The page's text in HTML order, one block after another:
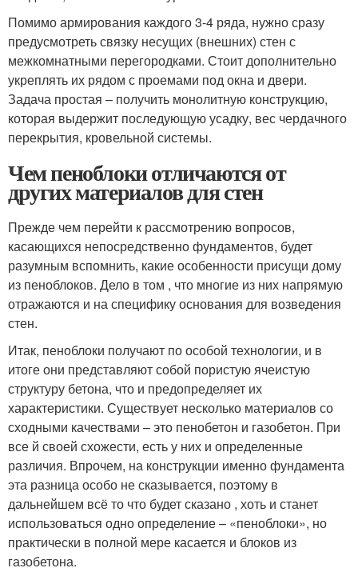
Помимо армирования каждого 3-4 ряда, нужно сразу
предусмотреть связку несущих (внешних) стен с
межкомнатными перегородками. Стоит дополнительно
укреплять их рядом с проемами под окна и двери.
Задача простая – получить монолитную конструкцию,
которая выдержит последующую усадку, вес чердачного
перекрытия, кровельной системы.
Чем пеноблоки отличаются от
других материалов для стен
Прежде чем перейти к рассмотрению вопросов,
касающихся непосредственно фундаментов, будет
разумным вспомнить, какие особенности присущи дому
из пеноблоков. Дело в том , что многие из них напрямую
отражаются и на специфику основания для возведения
стен.
Итак, пеноблоки получают по особой технологии, и в
итоге они представляют собой пористую ячеистую
структуру бетона, что и предопределяет их
характеристики. Существует несколько материалов со
сходными качествами – это пенобетон и газобетон. При
все й своей схожести, есть у них и определенные
различия. Впрочем, на конструкции именно фундамента
эта разница особо не сказывается, поэтому в
дальнейшем всё то что будет сказано , хоть и станет
использоваться одно определение – «пеноблоки», но
практически в полной мере касается и блоков из
газобетона.